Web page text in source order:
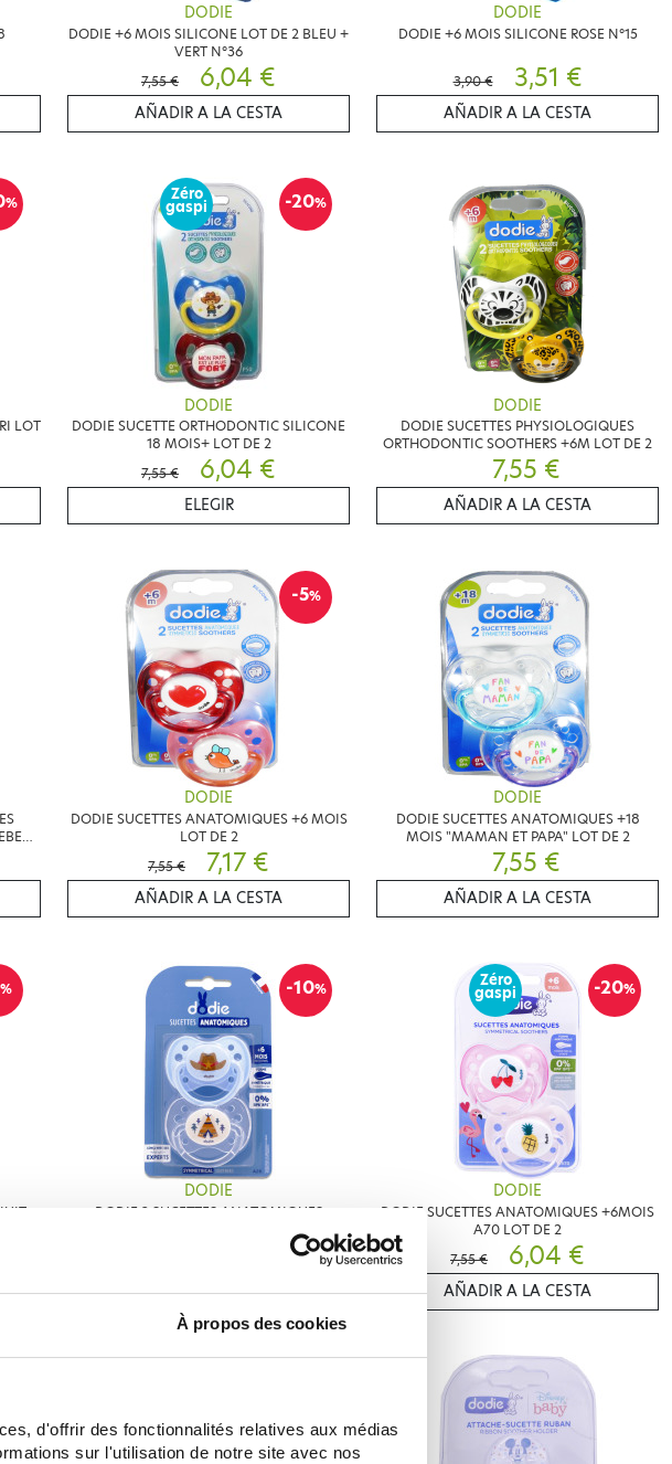
À propos des cookies
d'offrir des fonctionnalités relatives aux médias
sur l'utilisation de notre site avec nos
DODIE
DODIE +6 MOIS SILICONE LOT DE 2 BLEU +
VERT N°36
7,55 €
6,04 €
AÑADIR A LA CESTA
DODIE
DODIE +6 MOIS SILICONE ROSE N°15
3,90 € 3,51 €
AÑADIR A LA CESTA
%
LOT
-20%
Zéro
gaspi
DODIE
DODIE SUCETTE ORTHODONTIC SILICONE
18 MOIS+ LOT DE 2
7,55 €
6,04 €
ELEGIR
DODIE
DODIE SUCETTES PHYSIOLOGIQUES
ORTHODONTIC SOOTHERS +6M LOT DE 2
7,55 €
AÑADIR A LA CESTA
-5%
DODIE
DODIE SUCETTES ANATOMIQUES +6 MOIS
LOT DE 2
7,55 €
7,17 €
AÑADIR A LA CESTA
DODIE
DODIE SUCETTES ANATOMIQUES +18
MOIS "MAMAN ET PAPA" LOT DE 2
7,55 €
AÑADIR A LA CESTA
% -10%
DODIE
DODIE 2 SUCETTES ANATOMIQUES
AÑADIR A LA CESTA
-20%
Zéro
gaspi
DODIE
DODIE SUCETTES ANATOMIQUES +6MOIS
A70 LOT DE 2
7,55 €
6,04 €
AÑADIR A LA CESTA